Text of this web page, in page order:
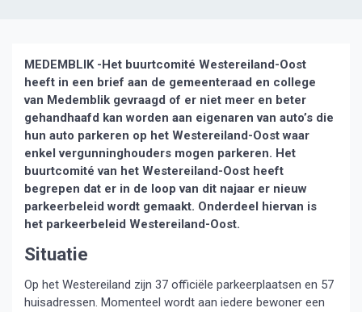
MEDEMBLIK -Het buurtcomité Westereiland-Oost
heeft in een brief aan de gemeenteraad en college
van Medemblik gevraagd of er niet meer en beter
gehandhaafd kan worden aan eigenaren van auto’s die
hun auto parkeren op het Westereiland-Oost waar
enkel vergunninghouders mogen parkeren. Het
buurtcomité van het Westereiland-Oost heeft
begrepen dat er in de loop van dit najaar er nieuw
parkeerbeleid wordt gemaakt. Onderdeel hiervan is
het parkeerbeleid Westereiland-Oost.
Situatie
Op het Westereiland zijn 37 officiële parkeerplaatsen en 57
huisadressen. Momenteel wordt aan iedere bewoner een